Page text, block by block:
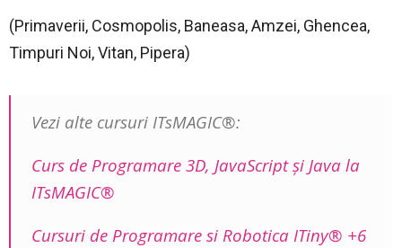
(Primaverii, Cosmopolis, Baneasa, Amzei, Ghencea,
Timpuri Noi, Vitan, Pipera)
Vezi alte cursuri ITsMAGIC®:
Curs de Programare 3D, JavaScript şi Java la
ITsMAGIC®
Cursuri de Programare si Robotica ITiny® +6